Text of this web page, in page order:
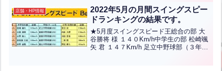
はクリック
店舗・HP情報
2022年5月の月間スイングスピー
ドランキングの結果です。
★5月度スイングスピード王総合の部 大
谷勝将 様 １４０Km/h中学生の部 松崎颯
矢 君 １４７Km/h 足立中野球部（３年）